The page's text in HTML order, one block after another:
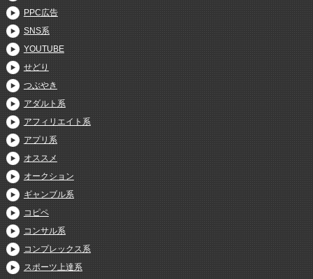
PPC広告
SNS系
YOUTUBE
せどり
つぶやき
アダルト系
アフィリエイト系
アプリ系
オススメ
オークション
ギャンブル系
コピペ
コンサル系
コンプレックス系
スポーツ上達系